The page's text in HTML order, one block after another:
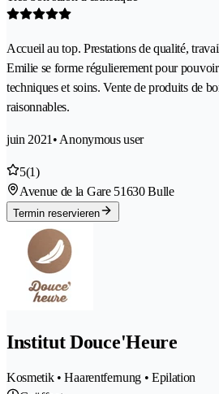
Accueil au top. Prestations de qualité,
Emilie se forme régulierement pour
techniques et soins. Vente de produits de
raisonnables.
juin 2021 • Anonymous user
5(1)
Avenue de la Gare 51630 Bulle
Termin reservieren
Institut Douce'Heure
Kosmetik • Haarentfernung • Epilation